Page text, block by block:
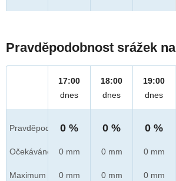
Pravděpodobnost srážek
Pravděpod.
Očekáváno
Maximum
17:00
dnes
0 %
0 mm
0 mm
18:00
dnes
0 %
0 mm
0 mm
19:00
dnes
0 %
0 mm
0 mm